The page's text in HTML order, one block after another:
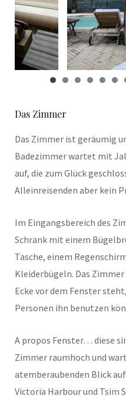
Das Zimmer
Das Zimmer ist geräumig
Badezimmer wartet mit
auf, die zum Glück
Alleinreisenden aber kein
Im Eingangsbereich des
Schrank mit einem
Tasche, einem
Kleiderbügeln. Das
Ecke vor dem Fenster
Personen ihn benutzen
A propos Fenster… diese
Zimmer raumhoch und
atemberaubenden Blick
Victoria Harbour und Tsim